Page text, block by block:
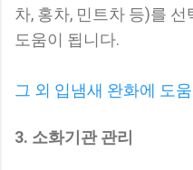
차, 홍차, 민트차 등)를
도움이 됩니다.
그 외 입냄새 완화에 도
3. 소화기관 관리